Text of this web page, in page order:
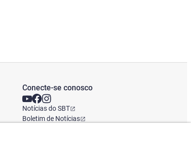
Conecte-se conosco
Notícias do SBT
Boletim de Notícias